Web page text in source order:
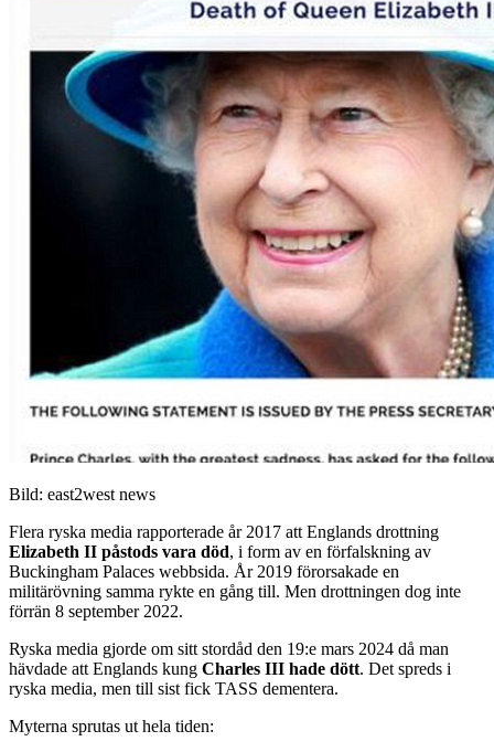
Bild: east2west news
Flera ryska media rapporterade år 2017 att Englands drottning
Elizabeth II påstods vara död, i form av en förfalskning av
Buckingham Palaces webbsida. År 2019 förorsakade en
militärövning samma rykte en gång till. Men drottningen dog inte
förrän 8 september 2022.
Ryska media gjorde om sitt stordåd den 19:e mars 2024 då man
hävdade att Englands kung Charles III hade dött. Det spreds i
ryska media, men till sist fick TASS dementera.
Myterna sprutas ut hela tiden: